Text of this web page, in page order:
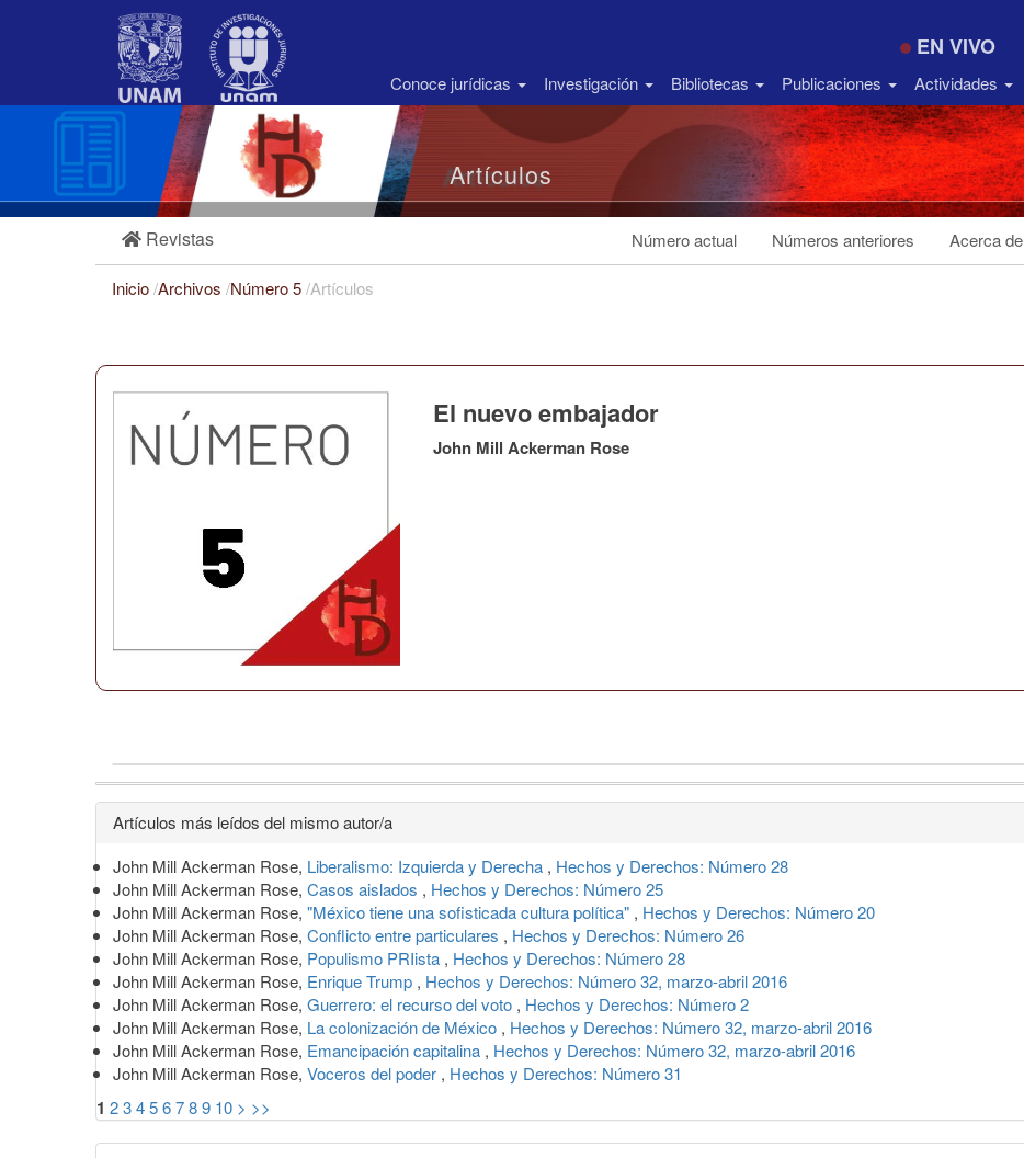
Barra
EN VIVO
Conoce jurídicas Investigación Bibliotecas Publicaciones Actividades
Artículos
Revistas Número actual Números anteriores Acerca de
Inicio/Archivos /Número 5/Artículos
El nuevo embajador
John Mill Ackerman Rose
Detalles
del
artículo
Artículos más leídos del mismo autor/a
John Mill Ackerman Rose, Liberalismo: Izquierda y Derecha , Hechos y Derechos: Número 28
John Mill Ackerman Rose, Casos aislados , Hechos y Derechos: Número 25
John Mill Ackerman Rose, "México tiene una sofisticada cultura política" , Hechos y Derechos: Número 20
John Mill Ackerman Rose, Conflicto entre particulares , Hechos y Derechos: Número 26
John Mill Ackerman Rose, Populismo PRIista , Hechos y Derechos: Número 28
John Mill Ackerman Rose, Enrique Trump , Hechos y Derechos: Número 32, marzo-abril 2016
John Mill Ackerman Rose, Guerrero: el recurso del voto , Hechos y Derechos: Número 2
John Mill Ackerman Rose, La colonización de México , Hechos y Derechos: Número 32, marzo-abril 2016
John Mill Ackerman Rose, Emancipación capitalina , Hechos y Derechos: Número 32, marzo-abril 2016
John Mill Ackerman Rose, Voceros del poder , Hechos y Derechos: Número 31
1 23456789 10 > >>